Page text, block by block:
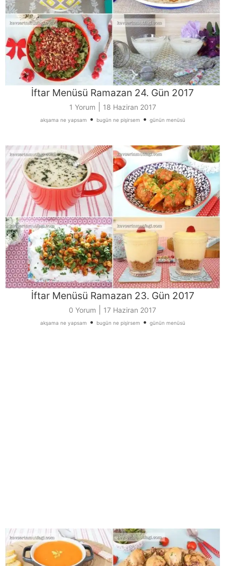
İftar Menüsü Ramazan 24. Gün 2017
1 Yorum 18 Haziran 2017
akşama ne yapsam • bugün ne pişirsem • günün menüsü
İftar Menüsü Ramazan 23. Gün 2017
0 Yorum 17 Haziran 2017
akşama ne yapsam • bugün ne pişirsem • günün menüsü